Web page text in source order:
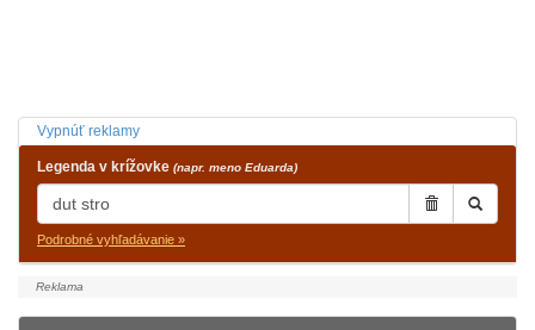
Vypnúť reklamy
Legenda v krížovke (napr. meno Eduarda)
Podrobné vyhľadávanie »